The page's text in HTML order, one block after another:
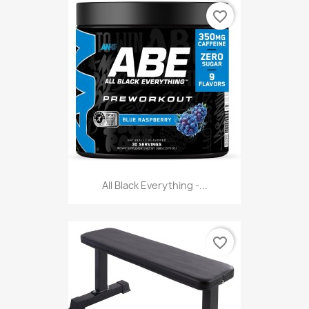
All Black Everything -...
favorite_border
favorite_border